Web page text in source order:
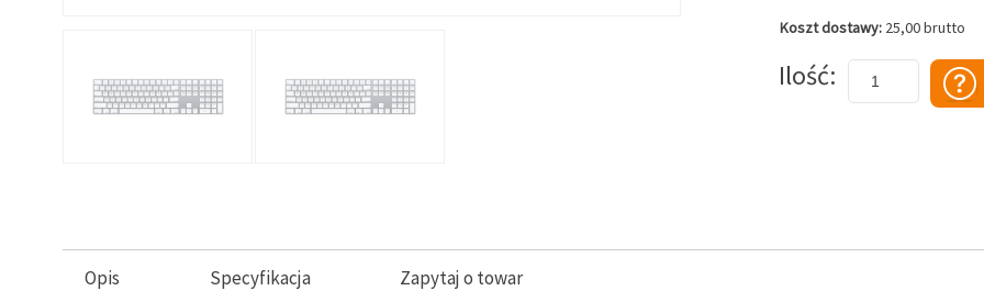
Koszt dostawy: 25,00 brutto
Ilość
Opis Specyfikacja Zapytaj o towar